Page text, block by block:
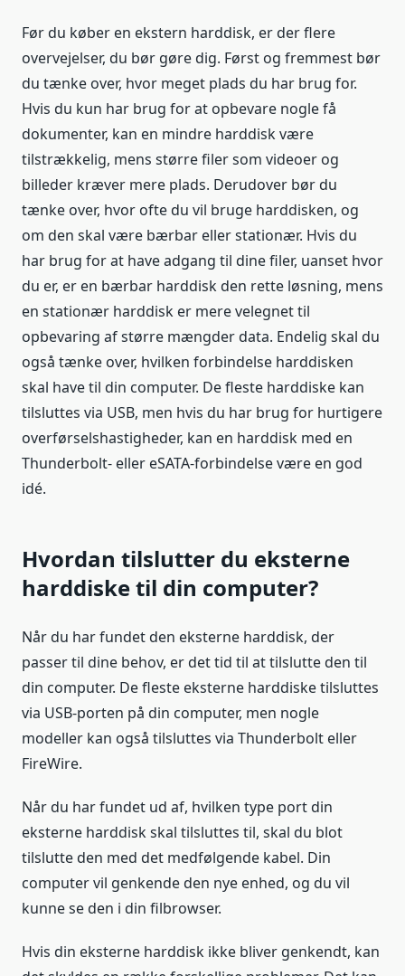
Før du køber en ekstern harddisk, er der flere
overvejelser, du bør gøre dig. Først og fremmest bør
du tænke over, hvor meget plads du har brug for.
Hvis du kun har brug for at opbevare nogle få
dokumenter, kan en mindre harddisk være
tilstrækkelig, mens større filer som videoer og
billeder kræver mere plads. Derudover bør du
tænke over, hvor ofte du vil bruge harddisken, og
om den skal være bærbar eller stationær. Hvis du
har brug for at have adgang til dine filer, uanset hvor
du er, er en bærbar harddisk den rette løsning, mens
en stationær harddisk er mere velegnet til
opbevaring af større mængder data. Endelig skal du
også tænke over, hvilken forbindelse harddisken
skal have til din computer. De fleste harddiske kan
tilsluttes via USB, men hvis du har brug for hurtigere
overførselshastigheder, kan en harddisk med en
Thunderbolt- eller eSATA-forbindelse være en god
idé.
Hvordan tilslutter du eksterne
harddiske til din computer?
Når du har fundet den eksterne harddisk, der
passer til dine behov, er det tid til at tilslutte den til
din computer. De fleste eksterne harddiske tilsluttes
via USB-porten på din computer, men nogle
modeller kan også tilsluttes via Thunderbolt eller
FireWire.
Når du har fundet ud af, hvilken type port din
eksterne harddisk skal tilsluttes til, skal du blot
tilslutte den med det medfølgende kabel. Din
computer vil genkende den nye enhed, og du vil
kunne se den i din filbrowser.
Hvis din eksterne harddisk ikke bliver genkendt, kan